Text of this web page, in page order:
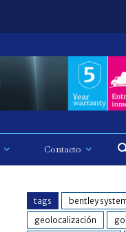
Contacto
tags bentley
geolocalización